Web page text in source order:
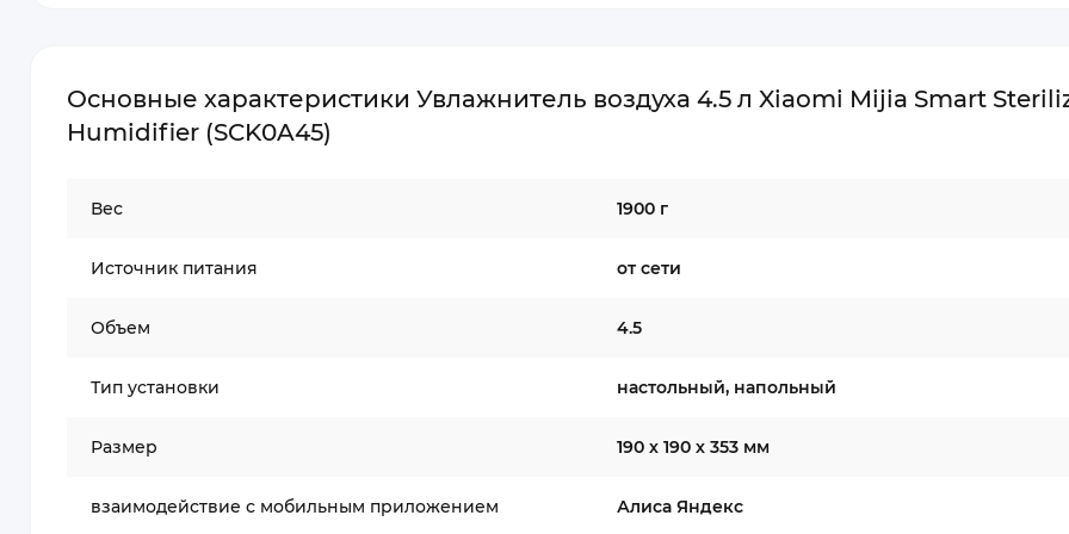
Основные характеристики Увлажнитель воздуха 4.5 л Xiaomi Mijia Smart
Humidifier (SCK0A45)
Вес 1900 г
Источник питания от сети
Объем 4.5
Тип установки настольный, напольный
Размер 190 х 190 х 353 мм
взаимодействие с мобильным приложением Алиса Яндекс